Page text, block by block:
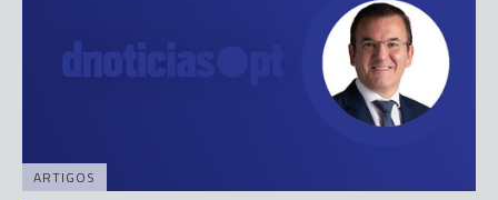
ARTIGOS